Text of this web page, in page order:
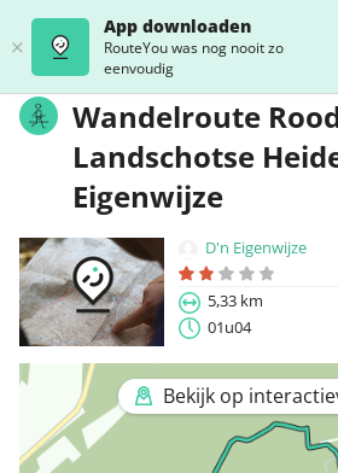
App downloaden
RouteYou was nog nooit zo
eenvoudig
Wandelroute
Landschotse
Eigenwijze
D'n Eigenwijze
5,33 km
01u04
Bekijk op